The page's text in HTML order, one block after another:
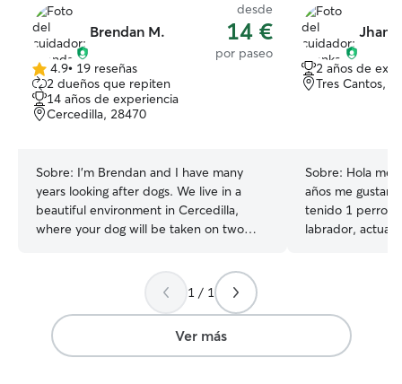
Brendan M.
desde
14 €
por paseo
4.9
de
5
estrellas
4.9• 19 reseñas
2 dueños que repiten
14 años de experiencia
Cercedilla, 28470
Sobre: I'm Brendan and I have many
years looking after dogs. We live in a
beautiful environment in Cercedilla,
where your dog will be taken on two
their legs but back in our enclosed large
garden there are many different parts to
sit and to play. Inside the house the dogs
sleep downstairs either in the living room
or kitchen. Soy Brendan y llevo muchos
2 años de
Tres Cantos,
Sobre: Hola me
años me gustan
tenido 1 perro
labrador,
han criado con
tener tiempo
pasearlos,
1 / 1
Ver más